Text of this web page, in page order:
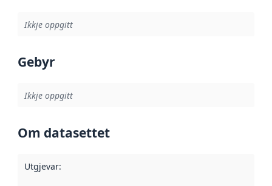
Ikkje oppgitt
Gebyr
Ikkje oppgitt
Om datasettet
Utgjevar: